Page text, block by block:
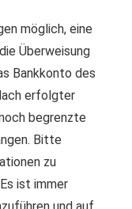
möglich, eine
Überweisung
Bankkonto des
erfolgter
begrenzte
Bitte
zu
ist immer